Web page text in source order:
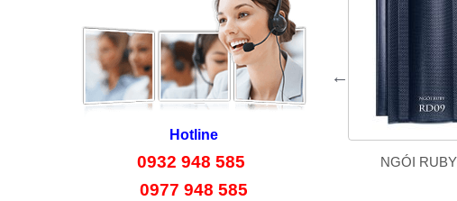
NGÓI MÀU SÓNG NHỎ MỸ
NGÓI
Hotline
0932 948 585
0977 948 585